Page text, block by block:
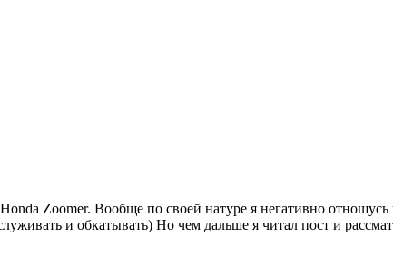
Zoomer. Вообще по своей натуре я негативно отношусь
и обкатывать) Но чем дальше я читал пост и